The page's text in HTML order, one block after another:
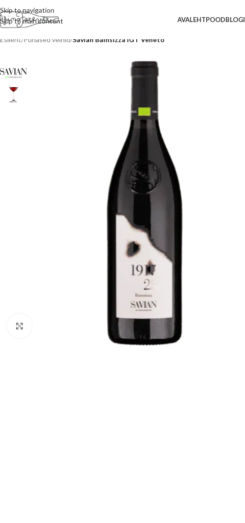
Skip to navigation
Skip to main content
AVALEHTPOODBLOGI
Esileht/Punased veinid/Savian Bainsizza IGT Veneto